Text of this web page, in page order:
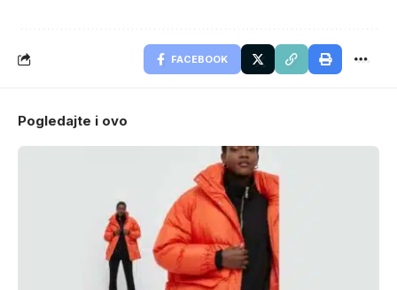
FACEBOOK
Pogledajte i ovo